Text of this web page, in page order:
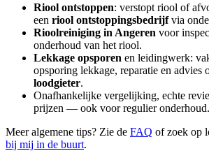
Riool ontstoppen: verstopt riool of
een riool ontstoppingsbedrijfvia
Rioolreiniging in Angeren voor
onderhoud van het riool.
Lekkage opsporen en leidingwerk:
opsporing lekkage, reparatie en advies
loodgieter.
Onafhankelijke vergelijking, echte
prijzen — ook voor regulier onderhoud.
Meer algemene tips? Zie de FAQ of zoek op
bij mij in de buurt.